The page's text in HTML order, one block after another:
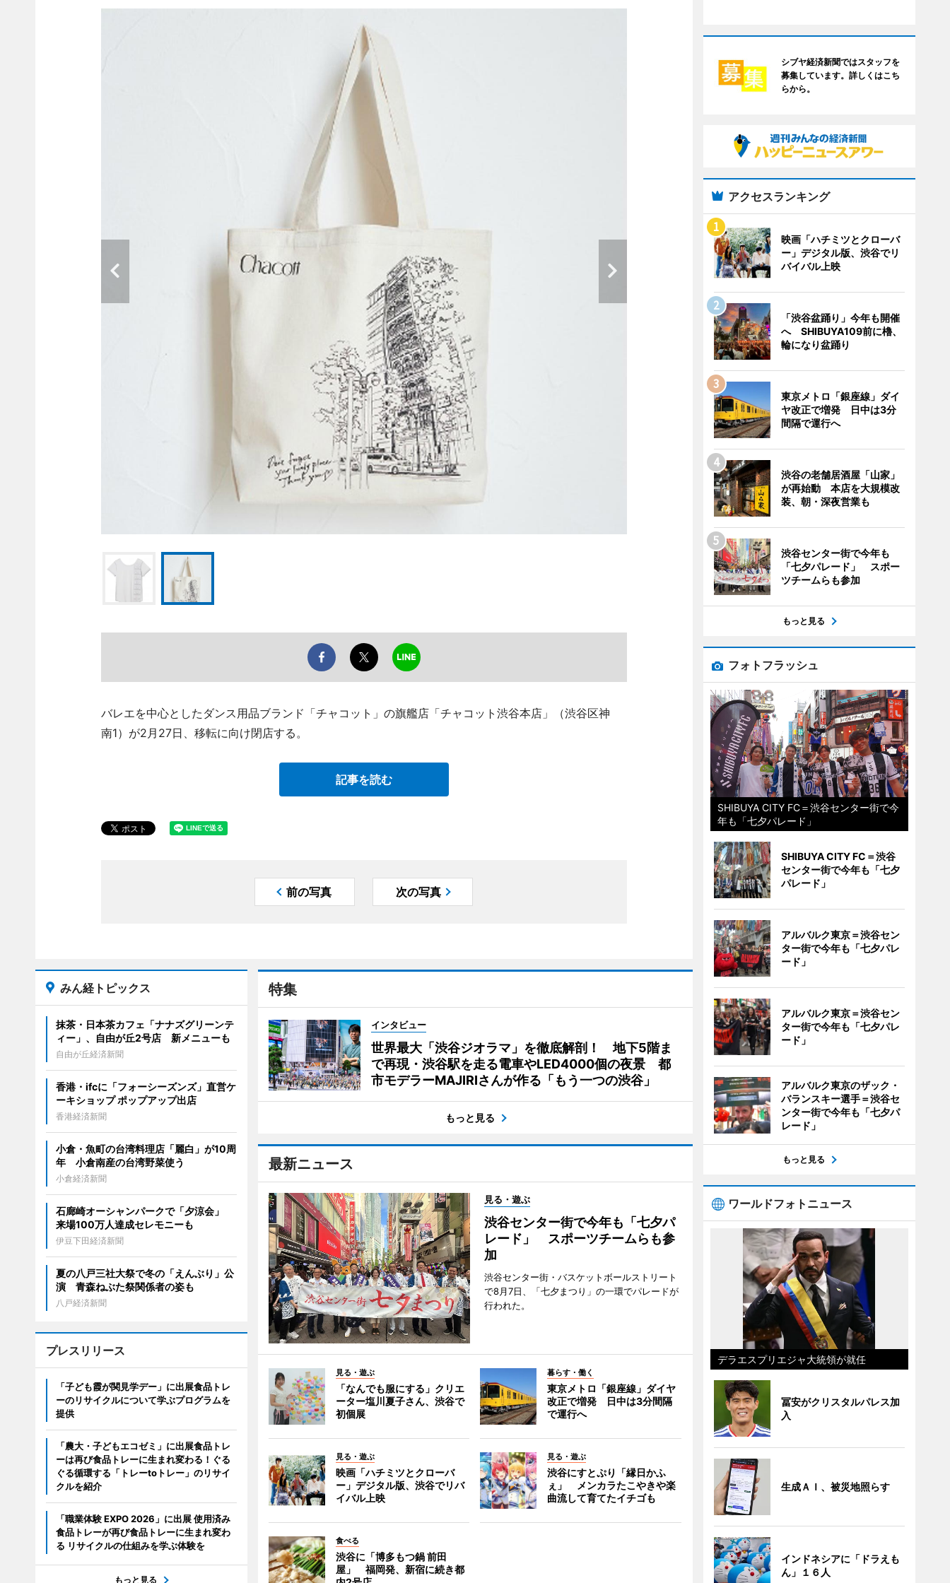
バレエを中心としたダンス用品ブランド「チャコット」の旗艦店「チャコット渋谷本店」（渋谷区神
南1）が2月27日、移転に向け閉店する。
記事を読む
前の写真 次の写真
特集
インタビュー
世界最大「渋谷ジオラマ」を徹底解剖！ 地下5階ま
で再現・渋谷駅を走る電車やLED4000個の夜景 都
市モデラーMAJIRIさんが作る「もう一つの渋谷」
もっと見る
最新ニュース
見る・遊ぶ
渋谷センター街で今年も「七夕パ
レード」 スポーツチームらも参
加
渋谷センター街・バスケットボールストリート
で8月7日、「七夕まつり」の一環でパレードが
行われた。
見る・遊ぶ
「なんでも服にする」クリエ
ーター塩川夏子さん、渋谷で
初個展
暮らす・働く
東京メトロ「銀座線」ダイヤ
改正で増発 日中は3分間隔
で運行へ
見る・遊ぶ
映画「ハチミツとクローバ
ー」デジタル版、渋谷でリバ
イバル上映
見る・遊ぶ
渋谷にすとぷり「縁日かふ
ぇ」 メンカラたこやきや楽
曲流して育てたイチゴも
食べる
渋谷に「博多もつ鍋 前田
屋」 福岡発、新宿に続き都
みん経トピックス
抹茶・日本茶カフェ「ナナズグリーンテ
ィー」、自由が丘2号店 新メニューも
自由が丘経済新聞
香港・ifcに「フォーシーズンズ」直営ケ
ーキショップ ポップアップ出店
香港経済新聞
小倉・魚町の台湾料理店「麗白」が10周
年 小倉南産の台湾野菜使う
小倉経済新聞
石廊崎オーシャンパークで「夕涼会」
来場100万人達成セレモニーも
伊豆下田経済新聞
夏の八戸三社大祭で冬の「えんぶり」公
演 青森ねぶた祭関係者の姿も
八戸経済新聞
プレスリリース
「子ども霞が関見学デー」に出展食品トレ
ーのリサイクルについて学ぶプログラムを
提供
「農大・子どもエコゼミ」に出展食品トレ
ーは再び食品トレーに生まれ変わる！ぐる
ぐる循環する「トレーtoトレー」のリサイ
クルを紹介
「職業体験 EXPO 2026」に出展 使用済み
食品トレーが再び食品トレーに生まれ変わ
る リサイクルの仕組みを学ぶ体験を
もっと見る
シブヤ経済新聞ではスタッフを
募集しています。詳しくはこち
らから。
アクセスランキング
映画「ハチミツとクローバ
ー」デジタル版、渋谷でリ
バイバル上映
「渋谷盆踊り」今年も開催
へ SHIBUYA109前に櫓、
輪になり盆踊り
東京メトロ「銀座線」ダイ
ヤ改正で増発 日中は3分
間隔で運行へ
渋谷の老舗居酒屋「山家」
が再始動 本店を大規模改
装、朝・深夜営業も
渋谷センター街で今年も
「七夕パレード」 スポー
ツチームらも参加
もっと見る
フォトフラッシュ
SHIBUYA CITY FC＝渋谷センター街で今
年も「七夕パレード」
SHIBUYA CITY FC＝渋谷
センター街で今年も「七夕
パレード」
アルバルク東京＝渋谷セン
ター街で今年も「七夕パレ
ード」
アルバルク東京＝渋谷セン
ター街で今年も「七夕パレ
ード」
アルバルク東京のザック・
バランスキー選手＝渋谷セ
ンター街で今年も「七夕パ
レード」
もっと見る
ワールドフォトニュース
デラエスプリエジャ大統領が就任
冨安がクリスタルパレス加
入
生成ＡＩ、被災地照らす
インドネシアに「ドラえも
ん」１６人